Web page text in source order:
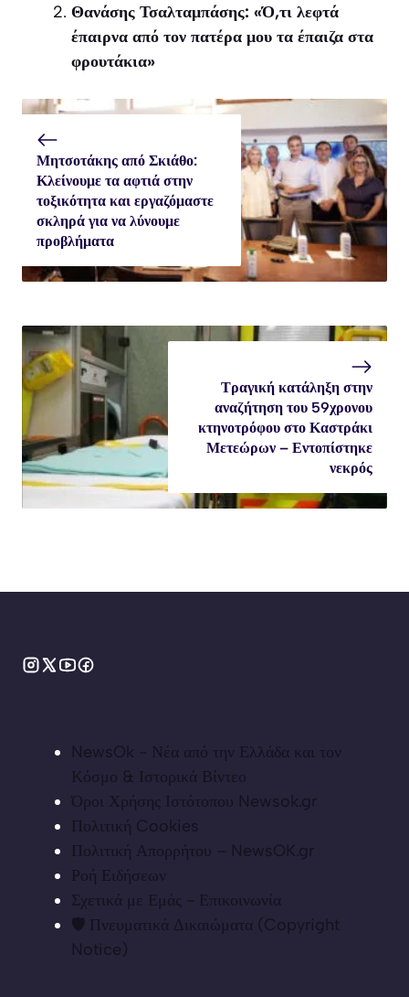
Θανάσης Τσαλταμπάσης: «Ό,τι λεφτά
έπαιρνα από τον πατέρα μου τα έπαιζα στα
φρουτάκια»
Μητσοτάκης από Σκιάθο:
Κλείνουμε τα αφτιά στην
τοξικότητα και εργαζόμαστε
σκληρά για να λύνουμε
προβλήματα
Τραγική κατάληξη στην
αναζήτηση του 59χρονου
κτηνοτρόφου στο Καστράκι
Μετεώρων – Εντοπίστηκε
νεκρός
NewsOk - Νέα από την Ελλάδα και τον
Κόσμο & Ιστορικά Βίντεο
Όροι Χρήσης Ιστότοπου Newsok.gr
Πολιτική Cookies
Πολιτική Απορρήτου – NewsOK.gr
Ροή Ειδήσεων
Σχετικά με Εμάς - Επικοινωνία
🛡️ Πνευματικά Δικαιώματα (Copyright
Notice)